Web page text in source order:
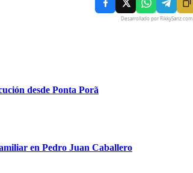
Desarrollado por RikkySanz.com
desde Ponta Porã
en Pedro Juan Caballero